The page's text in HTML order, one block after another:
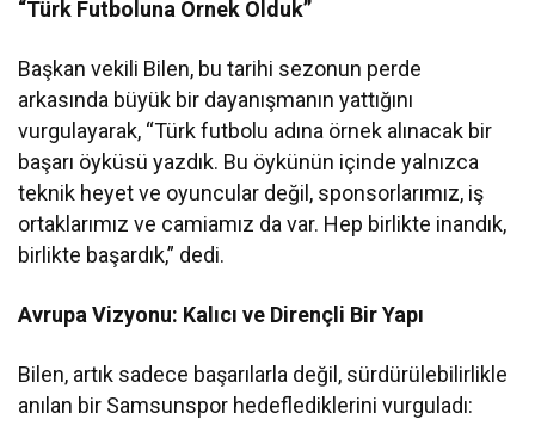
“Türk Futboluna Örnek Olduk”
Başkan vekili Bilen, bu tarihi sezonun perde
arkasında büyük bir dayanışmanın yattığını
vurgulayarak, “Türk futbolu adına örnek alınacak bir
başarı öyküsü yazdık. Bu öykünün içinde yalnızca
teknik heyet ve oyuncular değil, sponsorlarımız, iş
ortaklarımız ve camiamız da var. Hep birlikte inandık,
birlikte başardık,” dedi.
Avrupa Vizyonu: Kalıcı ve Dirençli Bir Yapı
Bilen, artık sadece başarılarla değil, sürdürülebilirlikle
anılan bir Samsunspor hedeflediklerini vurguladı: